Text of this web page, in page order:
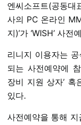
엔씨소프트(공동
사의 PC 온라인
지)’가 ‘WISH’ 사
리니지 이용자는
되는 사전예약에
장비 지원 상자’ 혹
있다.
사전예약을 통해